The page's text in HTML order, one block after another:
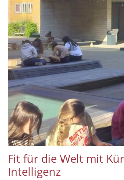
Fit für die Welt mit
Intelligenz